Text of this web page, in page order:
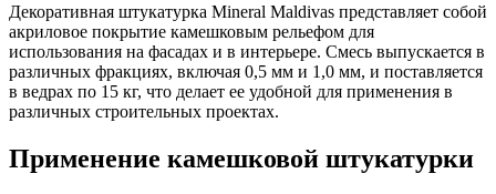
Декоративная штукатурка Mineral Maldivas представляет собой
акриловое покрытие камешковым рельефом для
использования на фасадах и в интерьере. Смесь выпускается в
различных фракциях, включая 0,5 мм и 1,0 мм, и поставляется
в ведрах по 15 кг, что делает ее удобной для применения в
различных строительных проектах.
Применение камешковой штукатурки